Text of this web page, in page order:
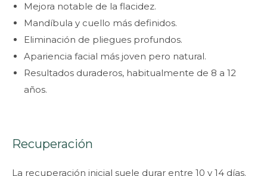
Mejora notable de la flacidez.
Mandíbula y cuello más definidos.
Eliminación de pliegues profundos.
Apariencia facial más joven pero natural.
Resultados duraderos, habitualmente de 8 a 12
años.
Recuperación
La recuperación inicial suele durar entre 10 y 14 días.